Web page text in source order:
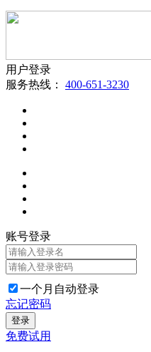
用户登录
服务热线： 400-651-3230
账号登录
一个月自动登录
忘记密码
登录
免费试用